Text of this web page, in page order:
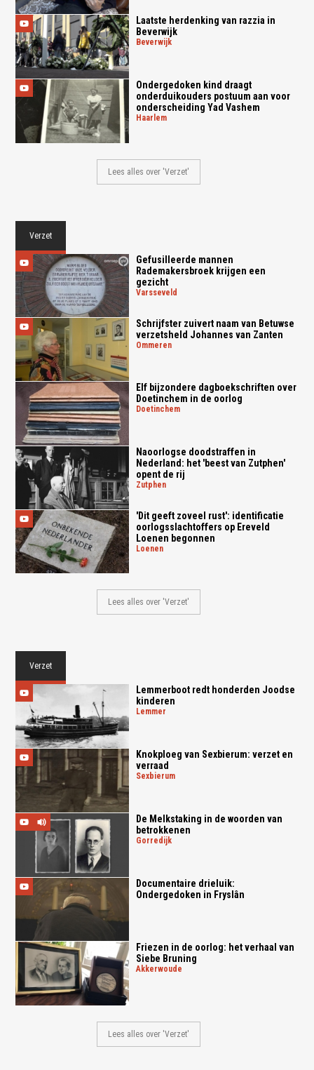
Laatste herdenking van razzia in
Beverwijk
beverwijk
Ondergedoken kind draagt
onderduikouders postuum aan voor
onderscheiding Yad Vashem
haarlem
Lees alles over 'Verzet'
Verzet
Gefusilleerde mannen
Rademakersbroek krijgen een
gezicht
varsseveld
Schrijfster zuivert naam van Betuwse
verzetsheld Johannes van Zanten
ommeren
Elf bijzondere dagboekschriften over
Doetinchem in de oorlog
doetinchem
Naoorlogse doodstraffen in
Nederland: het 'beest van Zutphen'
opent de rij
zutphen
'Dit geeft zoveel rust': identificatie
oorlogsslachtoffers op Ereveld
Loenen begonnen
loenen
Lees alles over 'Verzet'
Verzet
Lemmerboot redt honderden Joodse
kinderen
lemmer
Knokploeg van Sexbierum: verzet en
verraad
sexbierum
De Melkstaking in de woorden van
betrokkenen
gorredijk
Documentaire drieluik:
Ondergedoken in Fryslân
Friezen in de oorlog: het verhaal van
Siebe Bruning
akkerwoude
Lees alles over 'Verzet'